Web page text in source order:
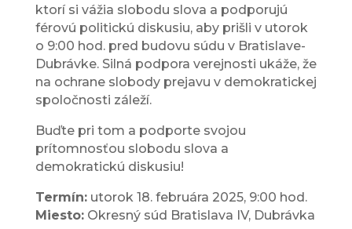
ktorí si vážia slobodu slova a podporujú
férovú politickú diskusiu, aby prišli v utorok
o 9:00 hod. pred budovu súdu v Bratislave-
Dubrávke. Silná podpora verejnosti ukáže, že
na ochrane slobody prejavu v demokratickej
spoločnosti záleží.
Buďte pri tom a podporte svojou
prítomnosťou slobodu slova a
demokratickú diskusiu!
Termín:utorok 18. februára 2025, 9:00 hod.
Miesto:Okresný súd Bratislava IV, Dubrávka